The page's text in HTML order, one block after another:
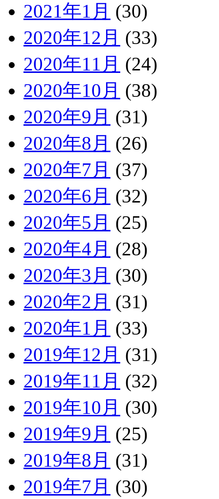
2021年1月 (30)
2020年12月 (33)
2020年11月 (24)
2020年10月 (38)
2020年9月 (31)
2020年8月 (26)
2020年7月 (37)
2020年6月 (32)
2020年5月 (25)
2020年4月 (28)
2020年3月 (30)
2020年2月 (31)
2020年1月 (33)
2019年12月 (31)
2019年11月 (32)
2019年10月 (30)
2019年9月 (25)
2019年8月 (31)
2019年7月 (30)